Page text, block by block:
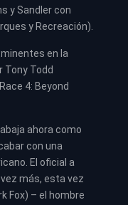
y Sandler con
y Recreación).
en la
Tony Todd
4: Beyond
ahora como
con una
El oficial a
más, esta vez
Fox) – el hombre